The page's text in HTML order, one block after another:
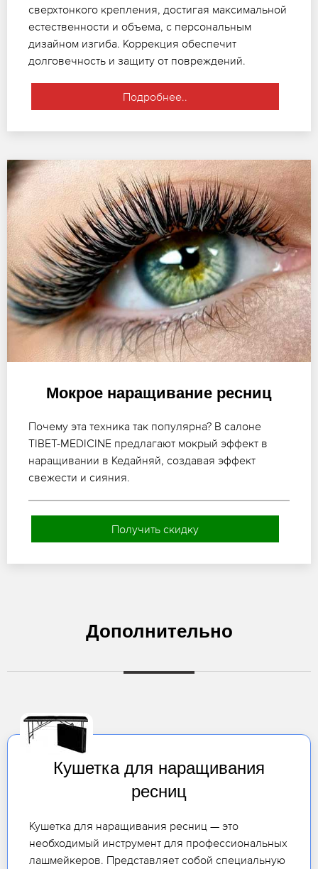
сверхтонкого крепления, достигая максимальной
естественности и объема, с персональным
дизайном изгиба. Коррекция обеспечит
долговечность и защиту от повреждений.
Подробнее..
Мокрое наращивание ресниц
Почему эта техника так популярна? В салоне
TIBET-MEDICINE предлагают мокрый эффект в
наращивании в Кедайняй, создавая эффект
свежести и сияния.
Получить скидку
Дополнительно
Кушетка для наращивания
ресниц
Кушетка для наращивания ресниц — это
необходимый инструмент для профессиональных
лашмейкеров. Представляет собой специальную